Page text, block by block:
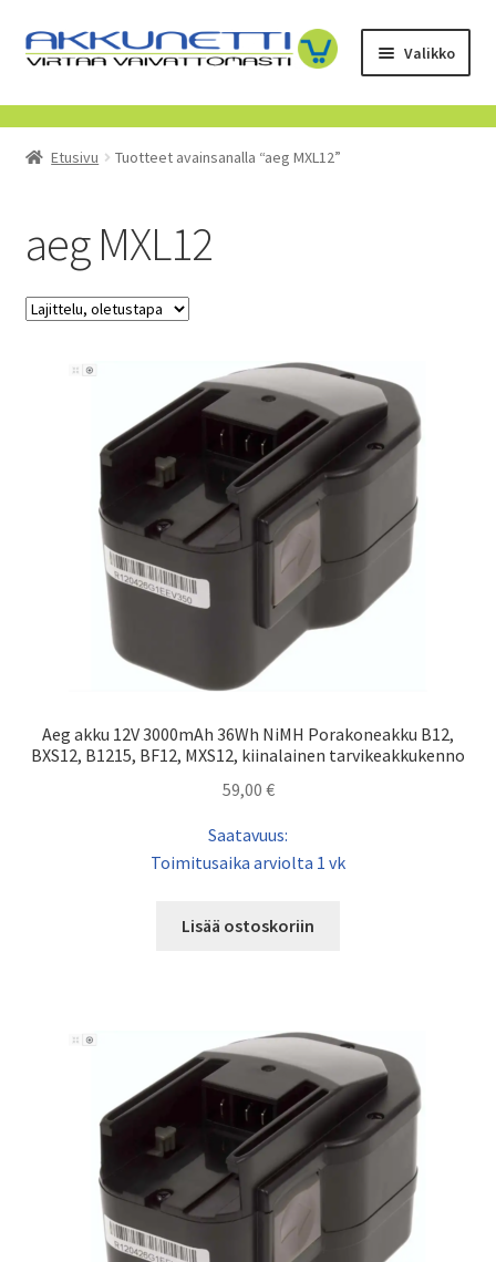
Siirry
navigointiin
Siirry
sisältöön
Valikko
Kauppa
Tietoa meistä
Etusivu Tuotteet avainsanalla “aeg MXL12”
aeg MXL12
Aeg akku 12V 3000mAh 36Wh NiMH Porakoneakku B12,
BXS12, B1215, BF12, MXS12, kiinalainen tarvikeakkukenno
59,00 €
Saatavuus:
Toimitusaika arviolta 1 vk
Lisää ostoskoriin